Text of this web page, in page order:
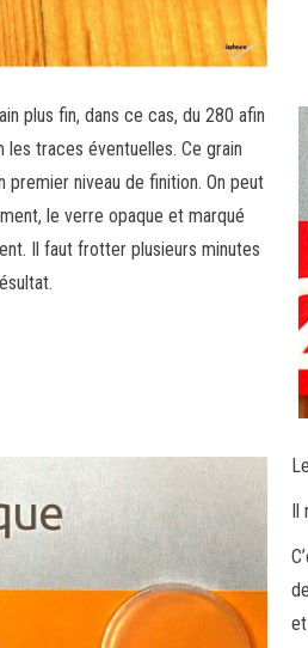
plus fin, dans ce cas, du 280 afin
les traces éventuelles. Ce grain
premier niveau de finition. On peut
le verre opaque et marqué
Il faut frotter plusieurs minutes